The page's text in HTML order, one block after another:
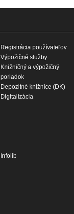
Registrácia používateľov
Výpožičné služby
Knižničný a výpožičný
poriadok
Depozitné knižnice (DK)
Digitalizácia
Infolib